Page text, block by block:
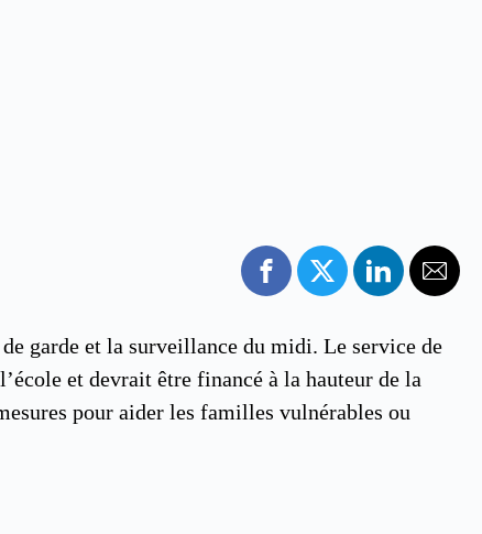
garde et la surveillance du midi. Le service de
et devrait être financé à la hauteur de la
pour aider les familles vulnérables ou